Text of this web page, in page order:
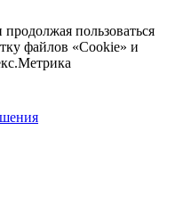
пользоваться
файлов «Cookie» и